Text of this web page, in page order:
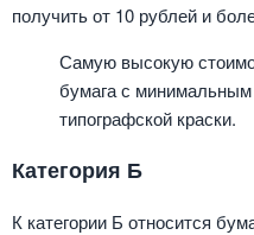
получить от 10 рублей и
Самую высокую
бумага с
типографской краски.
Категория Б
К категории Б относится